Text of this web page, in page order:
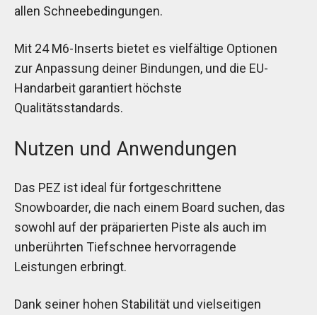
allen Schneebedingungen.
Mit 24 M6-Inserts bietet es vielfältige Optionen
zur Anpassung deiner Bindungen, und die EU-
Handarbeit garantiert höchste
Qualitätsstandards.
Nutzen und Anwendungen
Das PEZ ist ideal für fortgeschrittene
Snowboarder, die nach einem Board suchen, das
sowohl auf der präparierten Piste als auch im
unberührten Tiefschnee hervorragende
Leistungen erbringt.
Dank seiner hohen Stabilität und vielseitigen